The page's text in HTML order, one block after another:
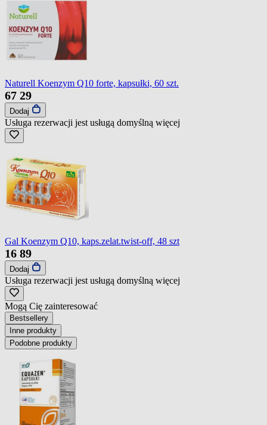
Naturell Koenzym Q10 forte, kapsułki, 60 szt.
67 29
Dodaj
Usługa rezerwacji jest usługą domyślną więcej
Gal Koenzym Q10, kaps.zelat.twist-off, 48 szt
16 89
Dodaj
Usługa rezerwacji jest usługą domyślną więcej
Mogą Cię zainteresować
Bestsellery
Inne produkty
Podobne produkty